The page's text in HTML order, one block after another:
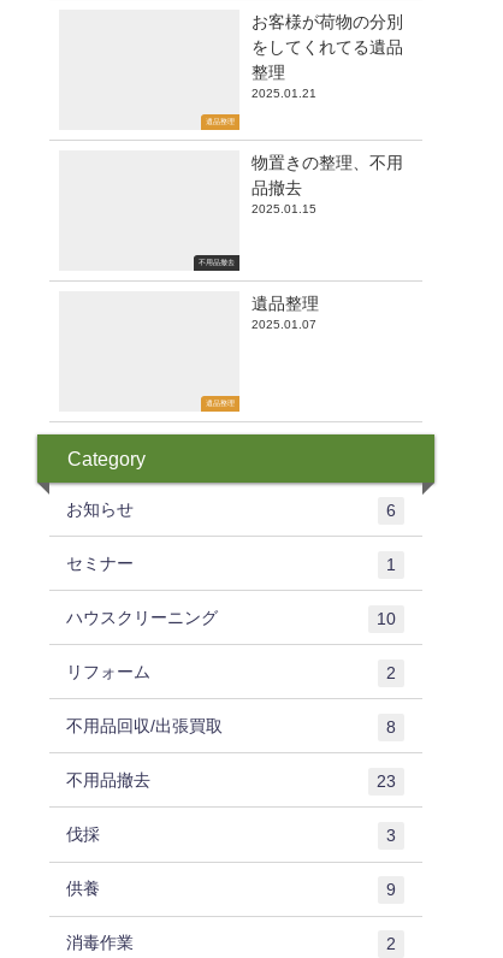
遺品整理
お客様が荷物の分別
をしてくれてる遺品
整理
2025.01.21
不用品撤去
物置きの整理、不用
品撤去
2025.01.15
遺品整理
遺品整理
2025.01.07
Category
お知らせ 6
セミナー 1
ハウスクリーニング 10
リフォーム 2
不用品回収/出張買取 8
不用品撤去 23
伐採 3
供養 9
消毒作業 2